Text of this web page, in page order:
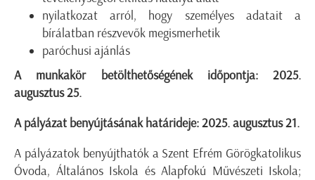
nyilatkozat arról, hogy személyes adatait a
bírálatban részvevők megismerhetik
paróchusi ajánlás
A munkakör betölthetőségének időpontja: 2025.
augusztus 25.
A pályázat benyújtásának határideje: 2025. augusztus 21.
A pályázatok benyújthatók a Szent Efrém Görögkatolikus
Óvoda, Általános Iskola és Alapfokú Művészeti Iskola;